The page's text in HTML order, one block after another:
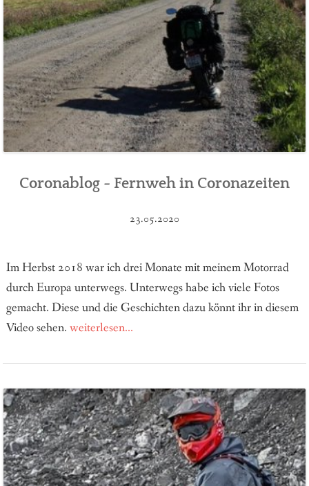
Coronablog - Fernweh in Coronazeiten
23.05.2020
Im Herbst 2018 war ich drei Monate mit meinem Motorrad
durch Europa unterwegs. Unterwegs habe ich viele Fotos
gemacht. Diese und die Geschichten dazu könnt ihr in diesem
Video sehen. weiterlesen...